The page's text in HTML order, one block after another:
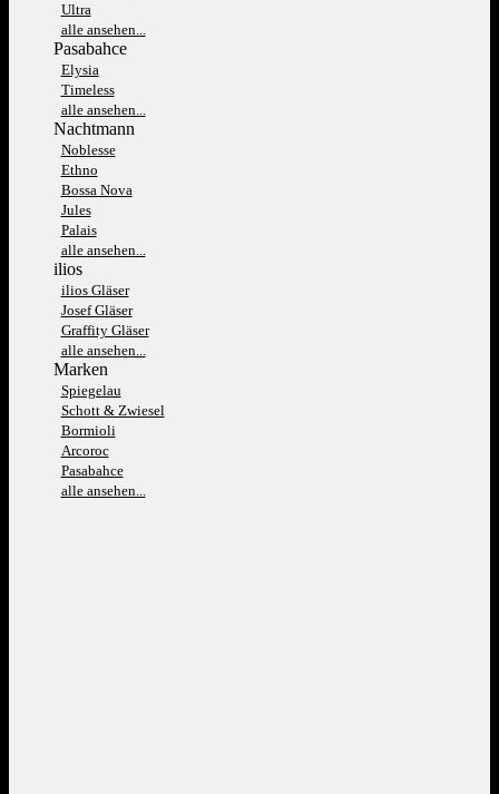
Ultra
alle ansehen...
Pasabahce
Elysia
Timeless
alle ansehen...
Nachtmann
Noblesse
Ethno
Bossa Nova
Jules
Palais
alle ansehen...
ilios
ilios Gläser
Josef Gläser
Graffity Gläser
alle ansehen...
Marken
Spiegelau
Schott & Zwiesel
Bormioli
Arcoroc
Pasabahce
alle ansehen...